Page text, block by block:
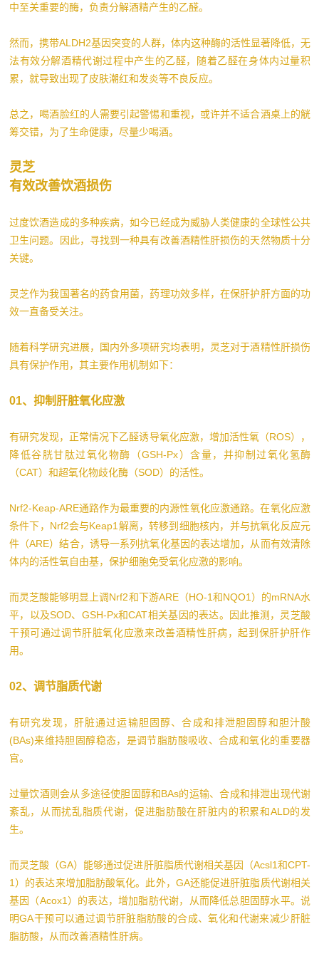
中至关重要的酶，负责分解酒精产生的乙醛。
然而，携带ALDH2基因突变的人群，体内这种酶的活性显著降低，无
法有效分解酒精代谢过程中产生的乙醛，随着乙醛在身体内过量积
累，就导致出现了皮肤潮红和发炎等不良反应。
总之，喝酒脸红的人需要引起警惕和重视，或许并不适合酒桌上的觥
筹交错，为了生命健康，尽量少喝酒。
灵芝
有效改善饮酒损伤
过度饮酒造成的多种疾病，如今已经成为威胁人类健康的全球性公共
卫生问题。因此，寻找到一种具有改善酒精性肝损伤的天然物质十分
关键。
灵芝作为我国著名的药食用菌，药理功效多样，在保肝护肝方面的功
效一直备受关注。
随着科学研究进展，国内外多项研究均表明，灵芝对于酒精性肝损伤
具有保护作用，其主要作用机制如下：
01、抑制肝脏氧化应激
有研究发现，正常情况下乙醛诱导氧化应激，增加活性氧（ROS），
降低谷胱甘肽过氧化物酶（GSH-Px）含量，并抑制过氧化氢酶
（CAT）和超氧化物歧化酶（SOD）的活性。
Nrf2-Keap-ARE通路作为最重要的内源性氧化应激通路。在氧化应激
条件下，Nrf2会与Keap1解离，转移到细胞核内，并与抗氧化反应元
件（ARE）结合，诱导一系列抗氧化基因的表达增加，从而有效清除
体内的活性氧自由基，保护细胞免受氧化应激的影响。
而灵芝酸能够明显上调Nrf2和下游ARE（HO-1和NQO1）的mRNA水
平，以及SOD、GSH-Px和CAT相关基因的表达。因此推测，灵芝酸
干预可通过调节肝脏氧化应激来改善酒精性肝病，起到保肝护肝作
用。
02、调节脂质代谢
有研究发现，肝脏通过运输胆固醇、合成和排泄胆固醇和胆汁酸
(BAs)来维持胆固醇稳态，是调节脂肪酸吸收、合成和氧化的重要器
官。
过量饮酒则会从多途径使胆固醇和BAs的运输、合成和排泄出现代谢
紊乱，从而扰乱脂质代谢，促进脂肪酸在肝脏内的积累和ALD的发
生。
而灵芝酸（GA）能够通过促进肝脏脂质代谢相关基因（Acsl1和CPT-
1）的表达来增加脂肪酸氧化。此外，GA还能促进肝脏脂质代谢相关
基因（Acox1）的表达，增加脂肪代谢，从而降低总胆固醇水平。说
明GA干预可以通过调节肝脏脂肪酸的合成、氧化和代谢来减少肝脏
脂肪酸，从而改善酒精性肝病。